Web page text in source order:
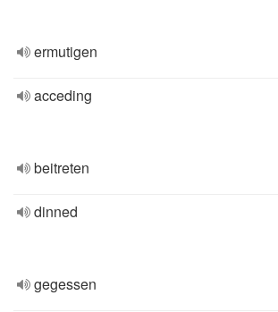
ermutigen
acceding
beitreten
dinned
gegessen